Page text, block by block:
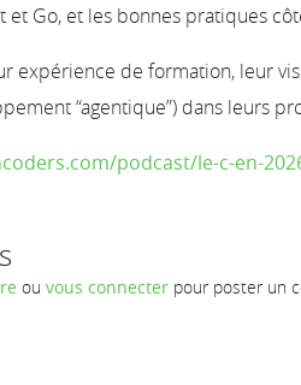
et Go, et les bonnes pratiques
expérience de formation, leur
“agentique”) dans leurs
podcast/le-c-en-
ou vous connecter pour poster un